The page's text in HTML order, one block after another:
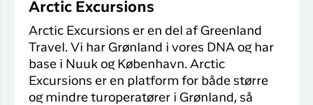
Arctic Excursions
Arctic Excursions er en del af Greenland
Travel. Vi har Grønland i vores DNA og har
base i Nuuk og København. Arctic
Excursions er en platform for både større
og mindre turoperatører i Grønland, så